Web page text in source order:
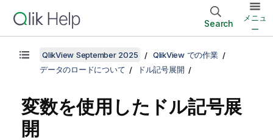
Search
メニュ
ー
QlikView September 2025
QlikView での作業
データのロードについて
ドル記号展開
変数を使用したドル記号展
開